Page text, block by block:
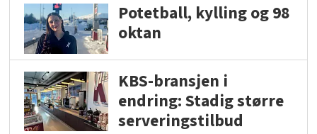
Potetball, kylling og 98
oktan
KBS-bransjen i
endring: Stadig større
serveringstilbud